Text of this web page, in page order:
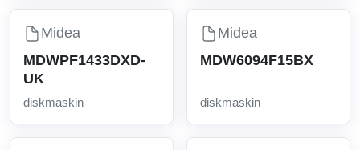
Midea
MDWPF1433DXD-
UK
diskmaskin
Midea
MDW6094F15BX
diskmaskin